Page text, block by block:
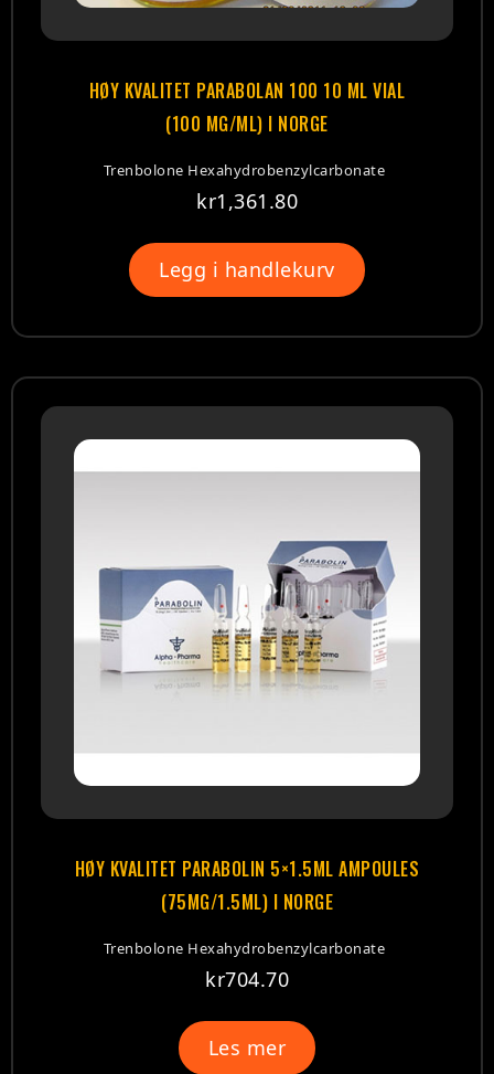
HØY KVALITET PARABOLAN 100 10 ML VIAL
(100 MG/ML) I NORGE
Trenbolone Hexahydrobenzylcarbonate
kr1,361.80
Legg i handlekurv
HØY KVALITET PARABOLIN 5×1.5ML AMPOULES
(75MG/1.5ML) I NORGE
Trenbolone Hexahydrobenzylcarbonate
kr704.70
Les mer